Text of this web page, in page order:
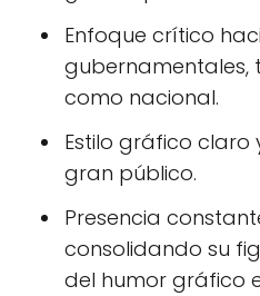
Enfoque crítico
gubernamentales,
como nacional.
Estilo gráfico claro
gran público.
Presencia
consolidando su
del humor gráfico